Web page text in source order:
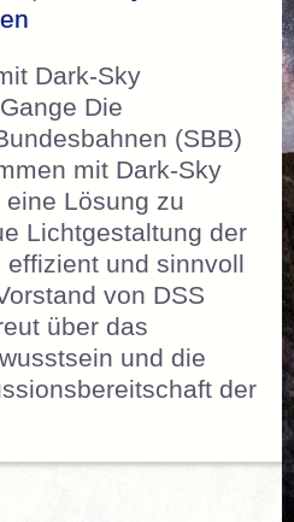
Dark-Sky
Die
(SBB)
mit Dark-Sky
Lösung zu
Lichtgestaltung der
und sinnvoll
von DSS
über das
und die
der